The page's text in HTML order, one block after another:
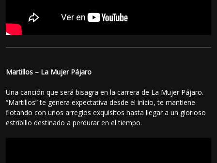
Martillos – La Mujer Pájaro
Una canción que será bisagra en la carrera de La Mujer Pájaro.
“Martillos” te genera expectativa desde el inicio, te mantiene
flotando con unos arreglos exquisitos hasta llegar a un glorioso
estribillo destinado a perdurar en el tiempo.